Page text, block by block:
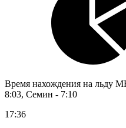
Время нахождения на льду
8:03, Семин - 7:10
17:36